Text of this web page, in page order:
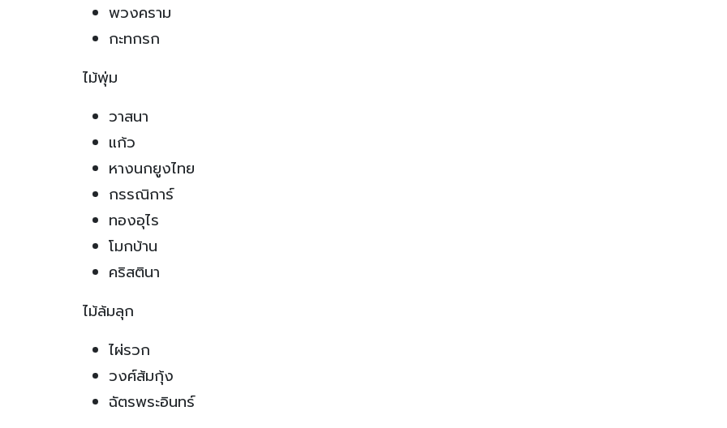
พวงคราม
กะทกรก
ไม้พุ่ม
วาสนา
แก้ว
หางนกยูงไทย
กรรณิการ์
ทองอุไร
โมกบ้าน
คริสตินา
ไม้ล้มลุก
ไผ่รวก
วงศ์ส้มกุ้ง
ฉัตรพระอินทร์